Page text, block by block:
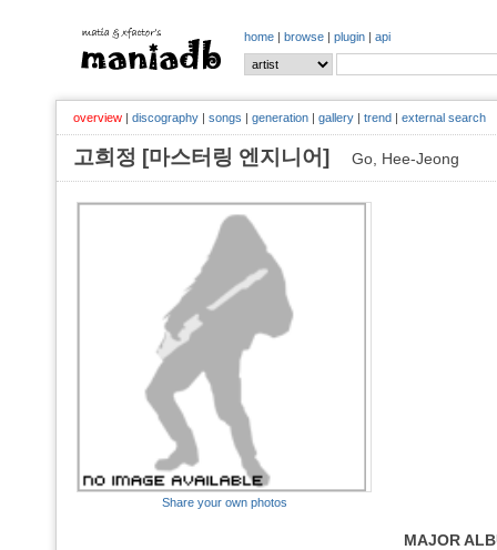
home | browse | plugin | api
overview | discography | songs | generation | gallery | trend | external search
고희정 [마스터링 엔지니어] Go, Hee-Jeong
Share your own photos
MAJOR